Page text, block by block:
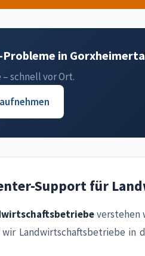
in
schnell vor Ort.
Support für
verstehen
Landwirtschaftsbetriebe